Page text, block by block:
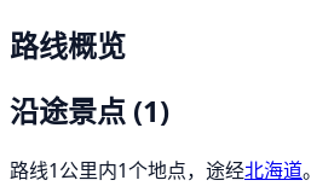
路线概览
沿途景点 (1)
路线1公里内1个地点，途经北海道。